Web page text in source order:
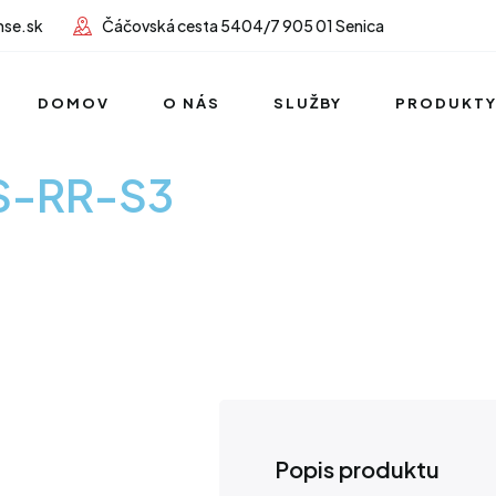
Čáčovská cesta 5404/7 905 01 Senica
DOMOV O NÁS SLUŽBY PRODUKTY
RR-S3
Popis produktu